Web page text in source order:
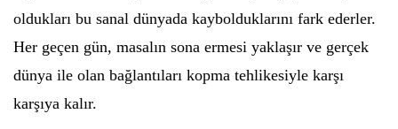
oldukları bu sanal dünyada kaybolduklarını fark ederler.
Her geçen gün, masalın sona ermesi yaklaşır ve gerçek
dünya ile olan bağlantıları kopma tehlikesiyle karşı
karşıya kalır.